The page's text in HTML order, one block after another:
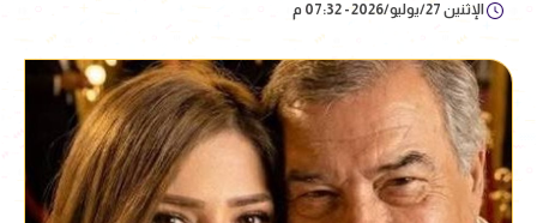
الإثنين 27/يوليو/2026 - 07:32 م